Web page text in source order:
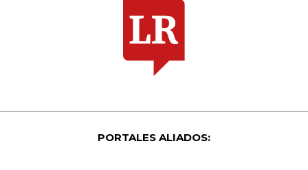
PORTALES ALIADOS: